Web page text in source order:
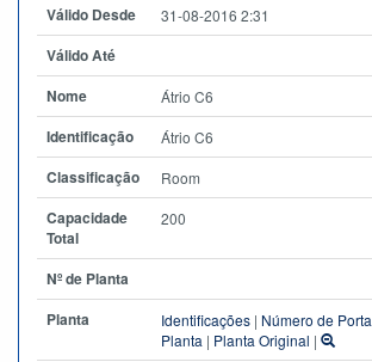
Válido Desde 31-08-2016 2:31
Válido Até
Nome
Átrio C6
Identificação Átrio C6
Classificação Room
Capacidade
Total
200
Nº de Planta
Planta
Identificações | Número de Porta
Planta | Planta Original |